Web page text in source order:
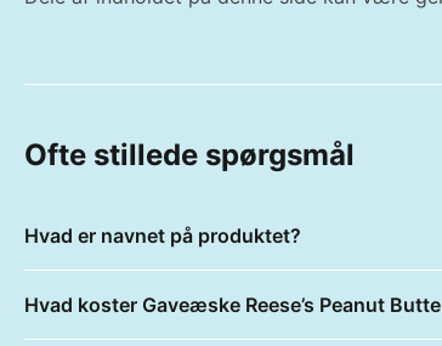
Ofte stillede spørgsmål
Hvad er navnet på produktet?
Hvad koster Gaveæske Reese’s Peanut